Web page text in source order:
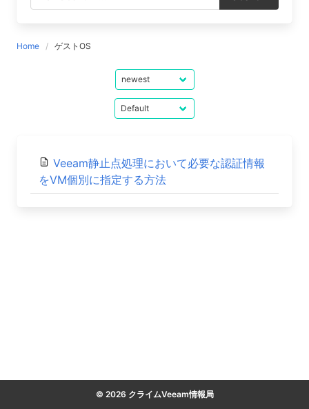
Home ゲストOS
Veeam静止点処理において必要な認証情報
をVM個別に指定する方法
© 2026 クライムVeeam情報局